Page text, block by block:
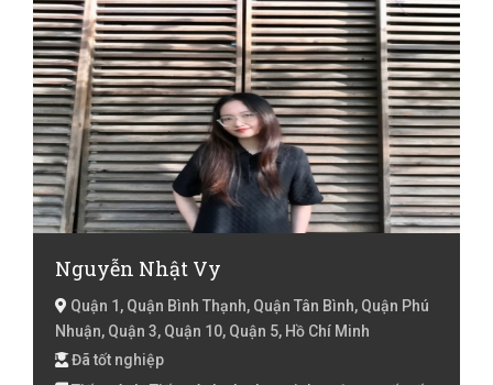
Nguyễn Nhật Vy
Quận 1, Quận Bình Thạnh, Quận Tân Bình, Quận Phú
Nhuận, Quận 3, Quận 10, Quận 5, Hồ Chí Minh
Đã tốt nghiệp